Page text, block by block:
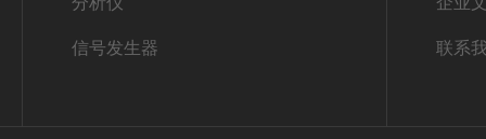
信号发生器 联系